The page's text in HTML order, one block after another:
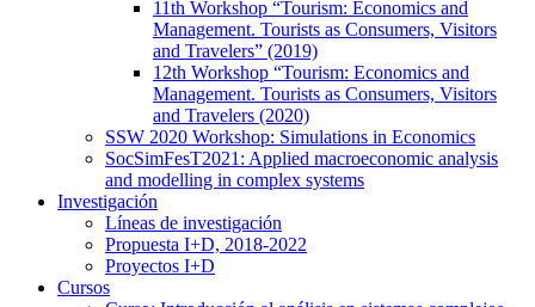
11th Workshop “Tourism: Economics and
Management. Tourists as Consumers, Visitors
and Travelers” (2019)
12th Workshop “Tourism: Economics and
Management. Tourists as Consumers, Visitors
and Travelers (2020)
SSW 2020 Workshop: Simulations in Economics
SocSimFesT2021: Applied macroeconomic analysis
and modelling in complex systems
Investigación
Líneas de investigación
Propuesta I+D, 2018-2022
Proyectos I+D
Cursos